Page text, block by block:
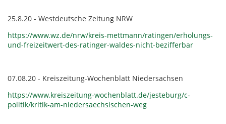
25.8.20 - Westdeutsche Zeitung NRW
https://www.wz.de/nrw/kreis-mettmann/ratingen/erholungs-
und-freizeitwert-des-ratinger-waldes-nicht-bezifferbar
07.08.20 - Kreiszeitung-Wochenblatt Niedersachsen
https://www.kreiszeitung-wochenblatt.de/jesteburg/c-
politik/kritik-am-niedersaechsischen-weg